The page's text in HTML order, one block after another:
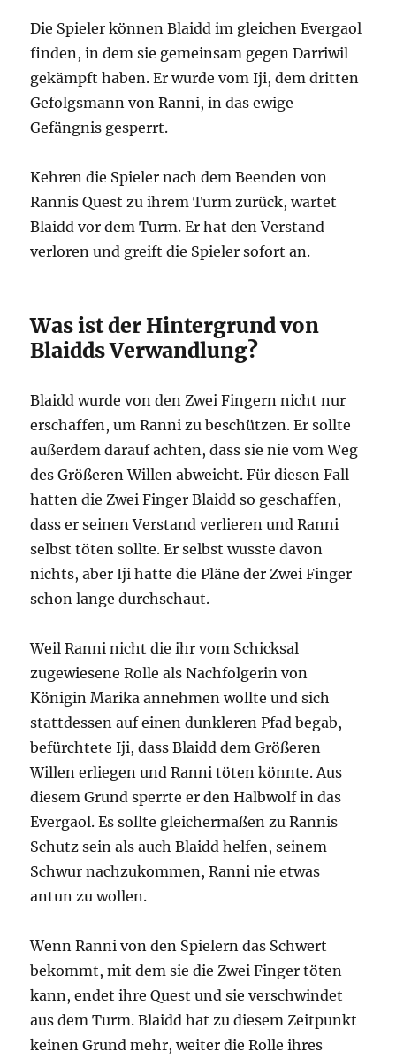
Die Spieler können Blaidd im gleichen Evergaol
finden, in dem sie gemeinsam gegen Darriwil
gekämpft haben. Er wurde vom Iji, dem dritten
Gefolgsmann von Ranni, in das ewige
Gefängnis gesperrt.
Kehren die Spieler nach dem Beenden von
Rannis Quest zu ihrem Turm zurück, wartet
Blaidd vor dem Turm. Er hat den Verstand
verloren und greift die Spieler sofort an.
Was ist der Hintergrund von
Blaidds Verwandlung?
Blaidd wurde von den Zwei Fingern nicht nur
erschaffen, um Ranni zu beschützen. Er sollte
außerdem darauf achten, dass sie nie vom Weg
des Größeren Willen abweicht. Für diesen Fall
hatten die Zwei Finger Blaidd so geschaffen,
dass er seinen Verstand verlieren und Ranni
selbst töten sollte. Er selbst wusste davon
nichts, aber Iji hatte die Pläne der Zwei Finger
schon lange durchschaut.
Weil Ranni nicht die ihr vom Schicksal
zugewiesene Rolle als Nachfolgerin von
Königin Marika annehmen wollte und sich
stattdessen auf einen dunkleren Pfad begab,
befürchtete Iji, dass Blaidd dem Größeren
Willen erliegen und Ranni töten könnte. Aus
diesem Grund sperrte er den Halbwolf in das
Evergaol. Es sollte gleichermaßen zu Rannis
Schutz sein als auch Blaidd helfen, seinem
Schwur nachzukommen, Ranni nie etwas
antun zu wollen.
Wenn Ranni von den Spielern das Schwert
bekommt, mit dem sie die Zwei Finger töten
kann, endet ihre Quest und sie verschwindet
aus dem Turm. Blaidd hat zu diesem Zeitpunkt
keinen Grund mehr, weiter die Rolle ihres